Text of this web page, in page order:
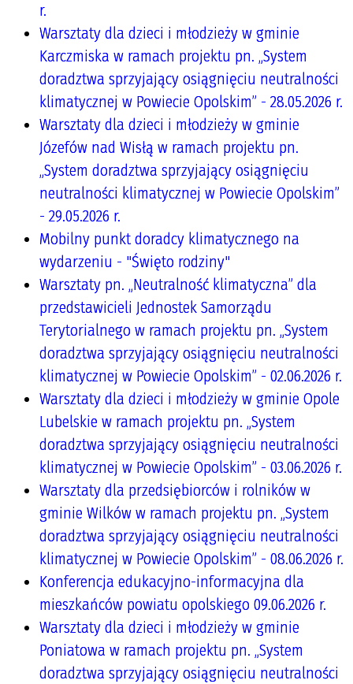
r.
Warsztaty dla dzieci i młodzieży w gminie
Karczmiska w ramach projektu pn. „System
doradztwa sprzyjający osiągnięciu neutralności
klimatycznej w Powiecie Opolskim” - 28.05.2026 r.
Warsztaty dla dzieci i młodzieży w gminie
Józefów nad Wisłą w ramach projektu pn.
„System doradztwa sprzyjający osiągnięciu
neutralności klimatycznej w Powiecie Opolskim”
- 29.05.2026 r.
Mobilny punkt doradcy klimatycznego na
wydarzeniu - "Święto rodziny"
Warsztaty pn. „Neutralność klimatyczna” dla
przedstawicieli Jednostek Samorządu
Terytorialnego w ramach projektu pn. „System
doradztwa sprzyjający osiągnięciu neutralności
klimatycznej w Powiecie Opolskim” - 02.06.2026 r.
Warsztaty dla dzieci i młodzieży w gminie Opole
Lubelskie w ramach projektu pn. „System
doradztwa sprzyjający osiągnięciu neutralności
klimatycznej w Powiecie Opolskim” - 03.06.2026 r.
Warsztaty dla przedsiębiorców i rolników w
gminie Wilków w ramach projektu pn. „System
doradztwa sprzyjający osiągnięciu neutralności
klimatycznej w Powiecie Opolskim” - 08.06.2026 r.
Konferencja edukacyjno-informacyjna dla
mieszkańców powiatu opolskiego 09.06.2026 r.
Warsztaty dla dzieci i młodzieży w gminie
Poniatowa w ramach projektu pn. „System
doradztwa sprzyjający osiągnięciu neutralności